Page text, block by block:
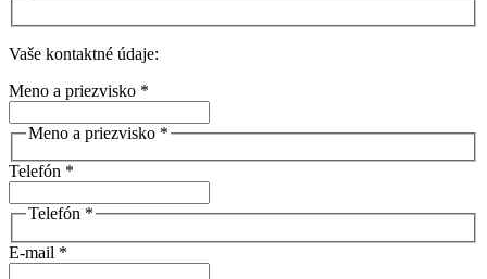
Vaše kontaktné údaje:
Meno a priezvisko *
Meno a priezvisko *
Telefón *
Telefón *
E-mail *